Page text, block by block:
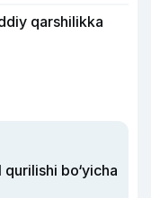
qarshilikka
bo‘yicha